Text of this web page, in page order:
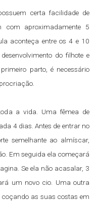
certa facilidade de
com aproximadamente 5
aconteça entre os 4 e 10
do filhote e
parto, é necessário
a vida. Uma fêmea de
4 dias. Antes de entrar no
semelhante ao almíscar,
Em seguida ela começará
Se ela não acasalar, 3
um novo cio. Uma outra
coçando as suas costas em